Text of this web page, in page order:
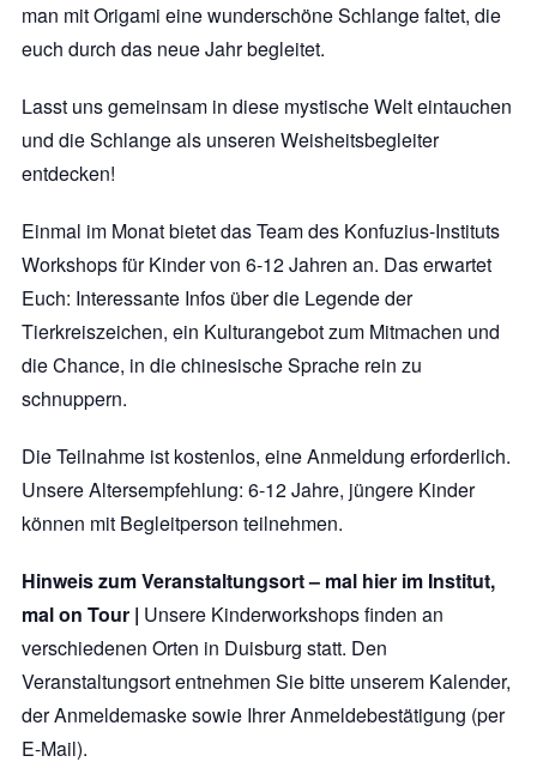
man mit Origami eine wunderschöne Schlange faltet, die
euch durch das neue Jahr begleitet.
Lasst uns gemeinsam in diese mystische Welt eintauchen
und die Schlange als unseren Weisheitsbegleiter
entdecken!
Einmal im Monat bietet das Team des Konfuzius-Instituts
Workshops für Kinder von 6-12 Jahren an. Das erwartet
Euch: Interessante Infos über die Legende der
Tierkreiszeichen, ein Kulturangebot zum Mitmachen und
die Chance, in die chinesische Sprache rein zu
schnuppern.
Die Teilnahme ist kostenlos, eine Anmeldung erforderlich.
Unsere Altersempfehlung: 6-12 Jahre, jüngere Kinder
können mit Begleitperson teilnehmen.
Hinweis zum Veranstaltungsort – mal hier im Institut,
mal on Tour | Unsere Kinderworkshops finden an
verschiedenen Orten in Duisburg statt. Den
Veranstaltungsort entnehmen Sie bitte unserem Kalender,
der Anmeldemaske sowie Ihrer Anmeldebestätigung (per
E-Mail).